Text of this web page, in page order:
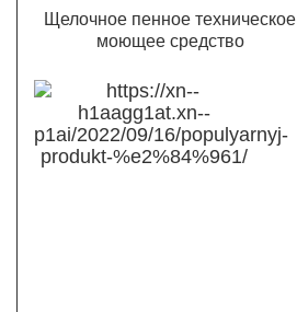
Щелочное пенное техническое
моющее средство